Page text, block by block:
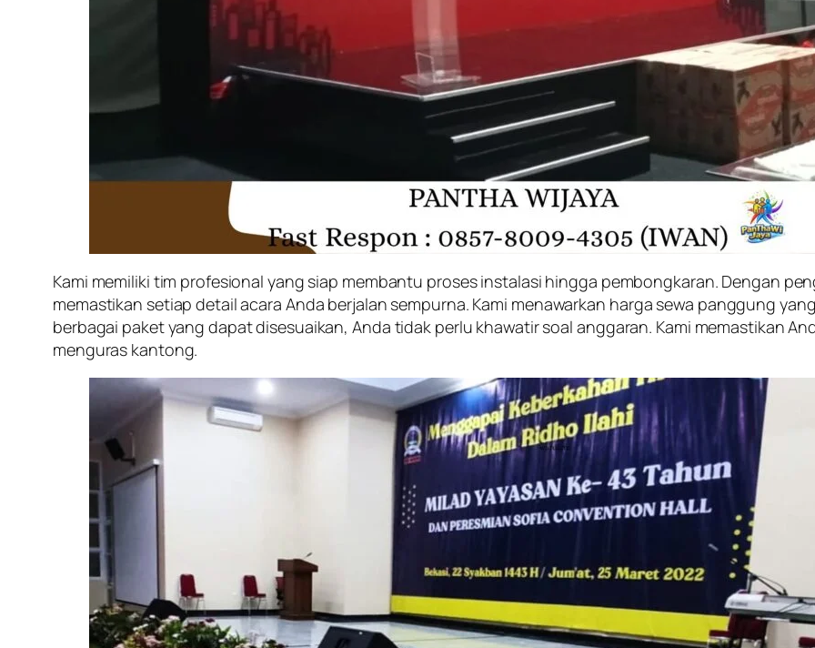
Kami memiliki tim profesional yang siap membantu proses instalasi hingga pembongkaran. Dengan
memastikan setiap detail acara Anda berjalan sempurna. Kami menawarkan harga sewa panggung
berbagai paket yang dapat disesuaikan, Anda tidak perlu khawatir soal anggaran. Kami memastikan
menguras kantong.